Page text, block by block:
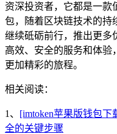
资深投资者，它都是一款
包，随着区块链技术的持
继续砥砺前行，推出更多
高效、安全的服务和体验
更加精彩的旅程。
相关阅读：
1、 [imtoken苹果版钱包
全的关键步骤